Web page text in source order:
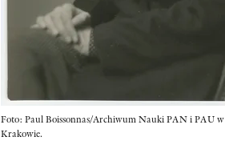
Foto: Paul Boissonnas/Archiwum Nauki PAN i PAU w
Krakowie.